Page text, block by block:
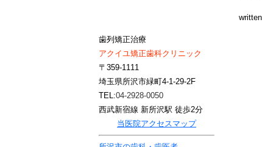
歯列矯正治療
アクイユ矯正歯科クリニック
〒359-1111
埼玉県所沢市緑町4-1-29-2F
TEL:04-2928-0050
西武新宿線 新所沢駅 徒歩2分
当医院アクセスマップ